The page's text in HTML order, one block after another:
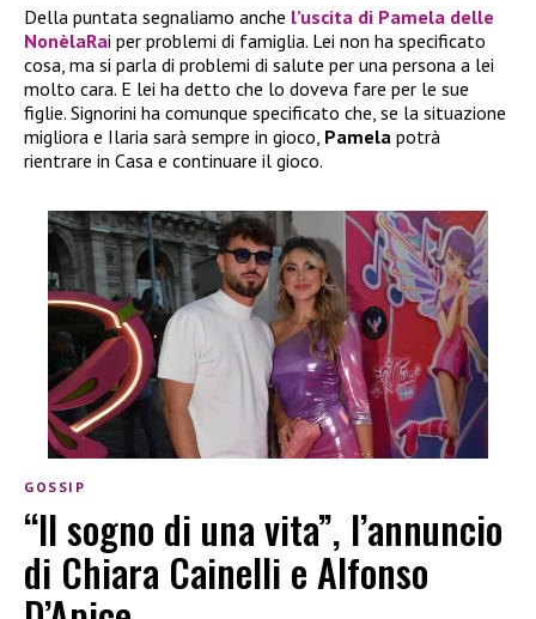
Della puntata segnaliamo anche l’uscita di Pamela delle
NonèlaRai per problemi di famiglia. Lei non ha specificato
cosa, ma si parla di problemi di salute per una persona a lei
molto cara. E lei ha detto che lo doveva fare per le sue
figlie. Signorini ha comunque specificato che, se la situazione
migliora e Ilaria sarà sempre in gioco, Pamela potrà
rientrare in Casa e continuare il gioco.
GOSSIP
“Il sogno di una vita”, l’annuncio
di Chiara Cainelli e Alfonso